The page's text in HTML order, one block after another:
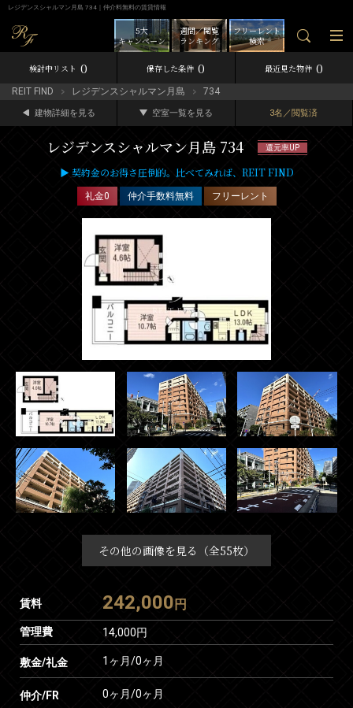
レジデンスシャルマン月島 734｜仲介料無料の賃貸情報
フリーレント
検索
週間／閲覧
ランキング
5大
キャンペーン
検討中リスト 0 保存した条件 0 最近見た物件 0
REIT FIND レジデンスシャルマン月島 734
建物詳細を見る 空室一覧を見る 3名／閲覧済
レジデンスシャルマン月島 734 還元率UP
▶ 契約金のお得さ圧倒的。比べてみれば、REIT FIND
礼金0 仲介手数料無料 フリーレント
その他の画像を見る（全55枚）
賃料 242,000 円
管理費 14,000円
敷金/礼金 1ヶ月/0ヶ月
仲介/FR 0ヶ月/0ヶ月